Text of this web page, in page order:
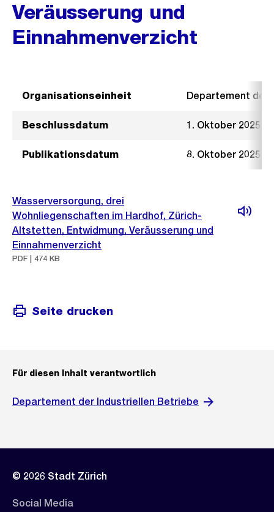
Veräusserung und
Einnahmenverzicht
Organisationseinheit Departement der
Beschlussdatum 1. Oktober 2025
Publikationsdatum 8. Oktober 2025
Wasserversorgung, drei
Wohnliegenschaften im Hardhof, Zürich-
Altstetten, Entwidmung, Veräusserung und
Einnahmenverzicht
PDF | 474 KB
Seite drucken
Für diesen Inhalt verantwortlich
Departement der Industriellen Betriebe
© 2026 Stadt Zürich
Social Media